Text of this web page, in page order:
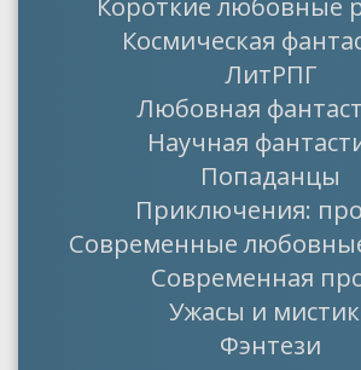
Космическая
ЛитРПГ
Любовная
Научная
Попаданцы
Приключения:
Современные
Современная
Ужасы и
Фэнтези